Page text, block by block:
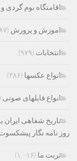
اقامتگاه بوم گردی
اموزش و پرورش (۲۸۷)
انتخابات (۹۷۹)
انواع عکسها (۳۸۶)
انواع فایلهای صوتی (۶۱)
تاریخ شفاهی ایران
روز نامه نگار
تربت ما (۱,۰۱۶)